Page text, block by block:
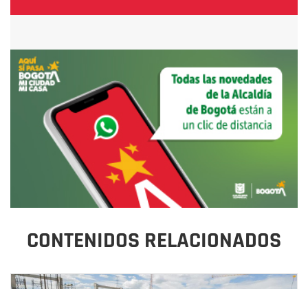
CONTENIDOS RELACIONADOS